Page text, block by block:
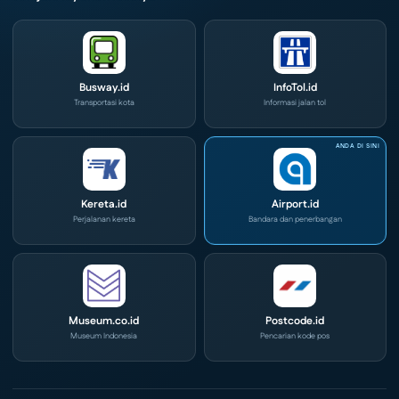
Busway.id
Transportasi kota
InfoTol.id
Informasi jalan tol
Kereta.id
Perjalanan kereta
Airport.id
Bandara dan penerbangan
Museum.co.id
Museum Indonesia
Postcode.id
Pencarian kode pos